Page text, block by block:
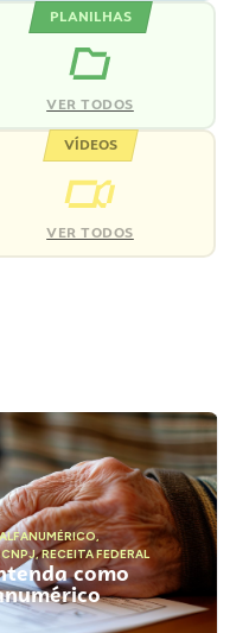
PLANILHAS
VER TODOS
VÍDEOS
VER TODOS
,
,RECEITA FEDERAL
como